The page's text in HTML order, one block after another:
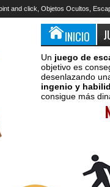
and click, Objetos Ocultos,
INICIO
Un juego de
objetivo es
desenlazando
ingenio y
consigue más